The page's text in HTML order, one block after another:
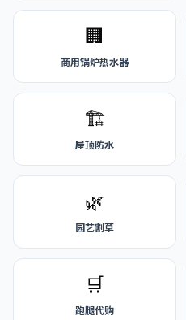
🏢
商用锅炉热水器
🏗️
屋顶防水
🌿
园艺割草
🛒
跑腿代购